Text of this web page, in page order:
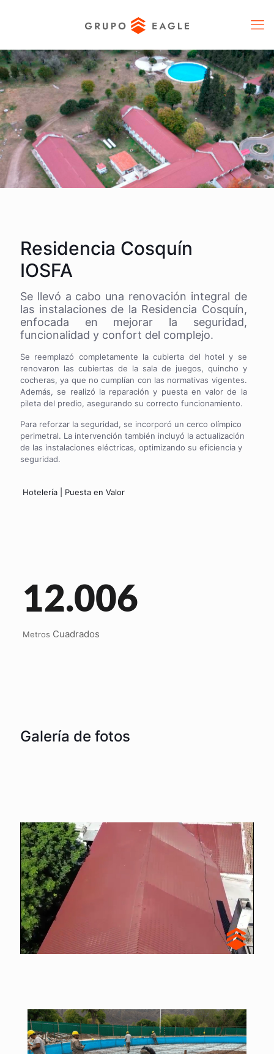
Residencia Cosquín
IOSFA
Se llevó a cabo una renovación integral de
las instalaciones de la Residencia Cosquín,
enfocada en mejorar la seguridad,
funcionalidad y confort del complejo.
Se reemplazó completamente la cubierta del hotel y se
renovaron las cubiertas de la sala de juegos, quincho y
cocheras, ya que no cumplían con las normativas vigentes.
Además, se realizó la reparación y puesta en valor de la
pileta del predio, asegurando su correcto funcionamiento.
Para reforzar la seguridad, se incorporó un cerco olímpico
perimetral. La intervención también incluyó la actualización
de las instalaciones eléctricas, optimizando su eficiencia y
seguridad.
Hotelería | Puesta en Valor
12.006
Metros Cuadrados
Galería de fotos